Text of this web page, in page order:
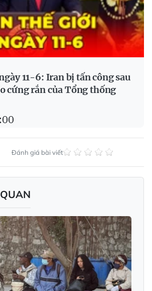
11-6: Iran bị tấn công sau
cứng rắn của Tổng thống
Đánh giá bài viết